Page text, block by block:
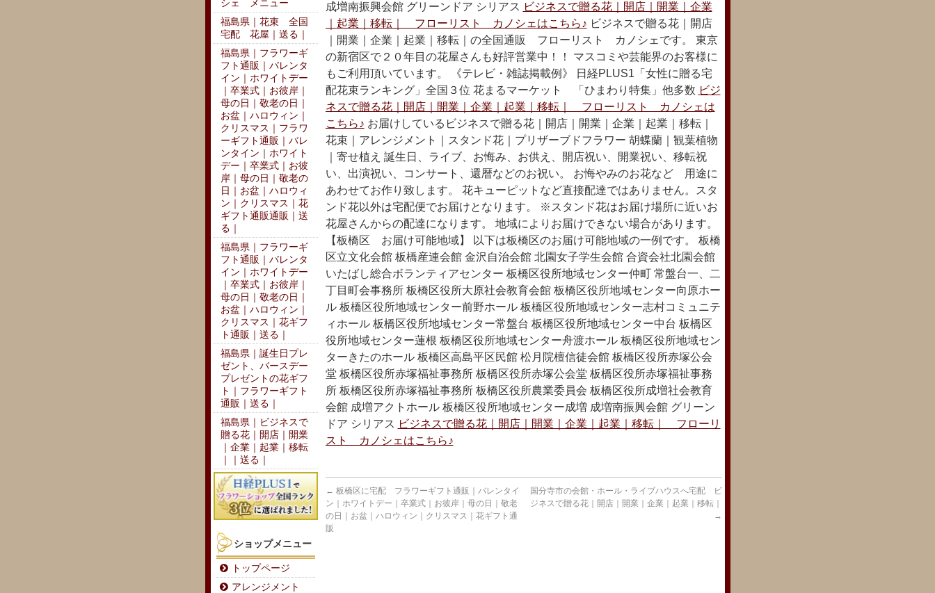
成増南振興会館 グリーンドア シリアス ビジネスで贈る花｜開店｜開業｜企業
｜起業｜移転｜ フローリスト カノシェはこちら♪ ビジネスで贈る花｜開店
｜開業｜企業｜起業｜移転｜の全国通販 フローリスト カノシェです。 東京
の新宿区で２０年目の花屋さんも好評営業中！！ マスコミや芸能界のお客様に
もご利用頂いています。 《テレビ・雑誌掲載例》 日経PLUS1「女性に贈る宅
配花束ランキング」全国３位 花まるマーケット 「ひまわり特集」他多数 ビジ
ネスで贈る花｜開店｜開業｜企業｜起業｜移転｜ フローリスト カノシェは
こちら♪ お届けしているビジネスで贈る花｜開店｜開業｜企業｜起業｜移転｜
花束｜アレンジメント｜スタンド花｜プリザーブドフラワー 胡蝶蘭｜観葉植物
｜寄せ植え 誕生日、ライブ、お悔み、お供え、開店祝い、開業祝い、移転祝
い、出演祝い、コンサート、還暦などのお祝い。 お悔やみのお花など 用途に
あわせてお作り致します。 花キューピットなど直接配達ではありません。スタ
ンド花以外は宅配便でお届けとなります。 ※スタンド花はお届け場所に近いお
花屋さんからの配達になります。 地域によりお届けできない場合があります。
【板橋区 お届け可能地域】 以下は板橋区のお届け可能地域の一例です。 板橋
区立文化会館 板橋産連会館 金沢自治会館 北園女子学生会館 合資会社北園会館
いたばし総合ボランティアセンター 板橋区役所地域センター仲町 常盤台一、二
丁目町会事務所 板橋区役所大原社会教育会館 板橋区役所地域センター向原ホー
ル 板橋区役所地域センター前野ホール 板橋区役所地域センター志村コミュニテ
ィホール 板橋区役所地域センター常盤台 板橋区役所地域センター中台 板橋区
役所地域センター蓮根 板橋区役所地域センター舟渡ホール 板橋区役所地域セン
ターきたのホール 板橋区高島平区民館 松月院檀信徒会館 板橋区役所赤塚公会
堂 板橋区役所赤塚福祉事務所 板橋区役所赤塚公会堂 板橋区役所赤塚福祉事務
所 板橋区役所赤塚福祉事務所 板橋区役所農業委員会 板橋区役所成増社会教育
会館 成増アクトホール 板橋区役所地域センター成増 成増南振興会館 グリーン
ドア シリアス ビジネスで贈る花｜開店｜開業｜企業｜起業｜移転｜ フローリ
スト カノシェはこちら♪
← 板橋区に宅配 フラワーギフト通販｜バレンタイ
ン｜ホワイトデー｜卒業式｜お彼岸｜母の日｜敬老
の日｜お盆｜ハロウィン｜クリスマス｜花ギフト通
販
国分寺市の会館・ホール・ライブハウスへ宅配 ビ
ジネスで贈る花｜開店｜開業｜企業｜起業｜移転｜
→
シェ メニュー
福島県｜花束 全国
宅配 花屋｜送る｜
福島県｜フラワーギ
フト通販｜バレンタ
イン｜ホワイトデー
｜卒業式｜お彼岸｜
母の日｜敬老の日｜
お盆｜ハロウィン｜
クリスマス｜フラワ
ーギフト通販｜バレ
ンタイン｜ホワイト
デー｜卒業式｜お彼
岸｜母の日｜敬老の
日｜お盆｜ハロウィ
ン｜クリスマス｜花
ギフト通販通販｜送
る｜
福島県｜フラワーギ
フト通販｜バレンタ
イン｜ホワイトデー
｜卒業式｜お彼岸｜
母の日｜敬老の日｜
お盆｜ハロウィン｜
クリスマス｜花ギフ
ト通販｜送る｜
福島県｜誕生日プレ
ゼント、バースデー
プレゼントの花ギフ
ト｜フラワーギフト
通販｜送る｜
福島県｜ビジネスで
贈る花｜開店｜開業
｜企業｜起業｜移転
｜｜送る｜
ショップメニュー
トップページ
アレンジメント